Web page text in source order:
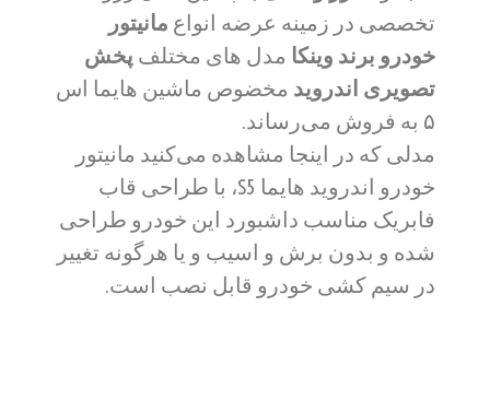
تخصصی در زمینه عرضه انواع مانیتور
خودرو برند وینکا مدل های مختلف پخش
تصویری اندروید مخضوص ماشین هایما اس
۵ به فروش می‌رساند.
مدلی که در اینجا مشاهده می‌کنید مانیتور
خودرو اندروید هایما S5،
با طراحی قاب
فابریک مناسب داشبورد این خودرو طراحی
شده و بدون برش و اسیب و یا هرگونه تغییر
در سیم کشی خودرو قابل نصب است.